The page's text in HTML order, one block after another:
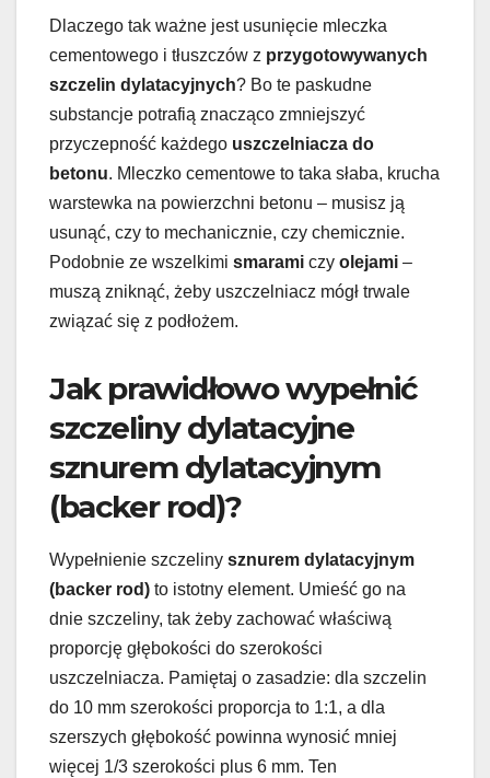
Dlaczego tak ważne jest usunięcie mleczka
cementowego i tłuszczów z przygotowywanych
szczelin dylatacyjnych? Bo te paskudne
substancje potrafią znacząco zmniejszyć
przyczepność każdego uszczelniacza do
betonu. Mleczko cementowe to taka słaba, krucha
warstewka na powierzchni betonu – musisz ją
usunąć, czy to mechanicznie, czy chemicznie.
Podobnie ze wszelkimi smarami czy olejami –
muszą zniknąć, żeby uszczelniacz mógł trwale
związać się z podłożem.
Jak prawidłowo wypełnić
szczeliny dylatacyjne
sznurem dylatacyjnym
(backer rod)?
Wypełnienie szczeliny sznurem dylatacyjnym
(backer rod) to istotny element. Umieść go na
dnie szczeliny, tak żeby zachować właściwą
proporcję głębokości do szerokości
uszczelniacza. Pamiętaj o zasadzie: dla szczelin
do 10 mm szerokości proporcja to 1:1, a dla
szerszych głębokość powinna wynosić mniej
więcej 1/3 szerokości plus 6 mm. Ten